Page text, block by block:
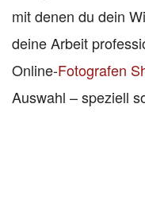
mit denen du dein
deine Arbeit
Online-Fotografen
Auswahl – speziell